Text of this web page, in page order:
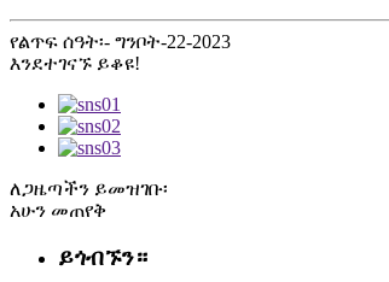
የልጥፍ ሰዓት፡- ግንቦት-22-2023
እንደተገናኙ ይቆዩ!
ለጋዜጣችን ይመዝገቡ፡
አሁን መጠየቅ
ይጎብኙን።